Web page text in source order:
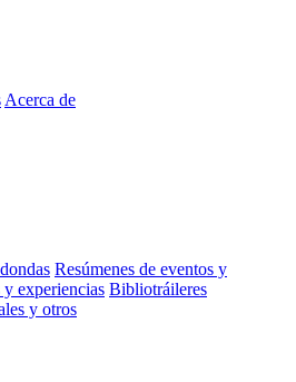
Acerca de
Resúmenes de eventos y
y experiencias Bibliotráileres
y otros